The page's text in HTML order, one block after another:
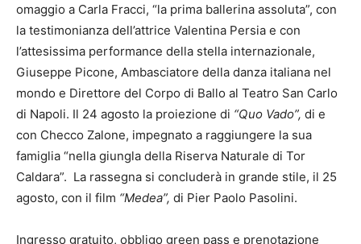
omaggio a Carla Fracci, “la prima ballerina assoluta”, con
la testimonianza dell’attrice Valentina Persia e con
l’attesissima performance della stella internazionale,
Giuseppe Picone, Ambasciatore della danza italiana nel
mondo e Direttore del Corpo di Ballo al Teatro San Carlo
di Napoli. Il 24 agosto la proiezione di “Quo Vado”, di e
con Checco Zalone, impegnato a raggiungere la sua
famiglia “nella giungla della Riserva Naturale di Tor
Caldara”. La rassegna si concluderà in grande stile, il 25
agosto, con il film “Medea”, di Pier Paolo Pasolini.
Ingresso gratuito, obbligo green pass e prenotazione